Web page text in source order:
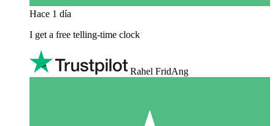
Hace 1 día
I get a free telling-time clock
Rahel FridAng